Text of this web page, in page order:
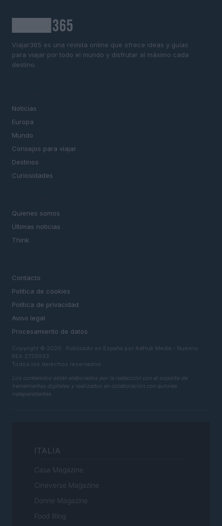
Viajar365 es una revista online que ofrece ideas y guías
para viajar por todo el mundo y disfrutar al máximo cada
destino.
Noticias
Europa
Mundo
Consejos para viajar
Destinos
Curiosidades
Quienes somos
Últimas noticias
Think
Contacto
Politica de cookies
Política de privacidad
Aviso legal
Procesamiento de datos
Copyright © 2026 · Publicado en España por AdHub Media - Numero
REA 2729933
Todos los derechos reservados
Los contenidos están elaborados por la redacción con el soporte de
herramientas digitales y realizados en colaboración con autores
independientes.
ITALIA
Casa Magazine
Cineverse Magazine
Donne Magazine
Food Blog